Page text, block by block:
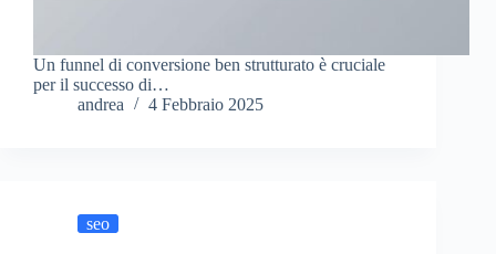
Un funnel di conversione ben strutturato è cruciale
per il successo di…
andrea
4 Febbraio 2025
seo